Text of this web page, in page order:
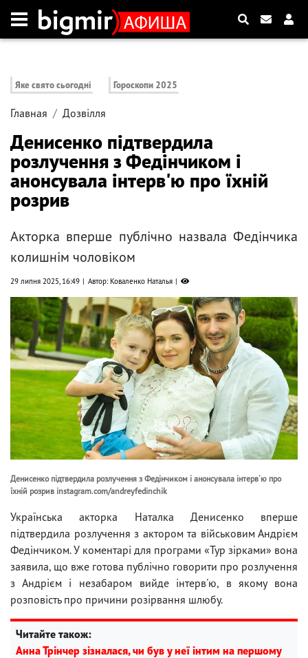
Яке свято сьогодні Гороскопи 2025
Главная Дозвілля
Денисенко підтвердила
розлучення з Федінчиком і
анонсувала інтерв'ю про їхній
розрив
Акторка вперше публічно назвала Федінчика
колишнім чоловіком
29 липня 2025, 16:49 Автор: Коваленко Наталья
Денисенко підтвердила розлучення з Федінчиком і анонсувала інтерв'ю про
їхній розрив instagram.com/andreyfedinchik
Українська акторка Наталка Денисенко вперше
підтвердила розлучення з актором та військовим Андрієм
Федінчиком. У коментарі для програми «Тур зірками» вона
заявила, що вже готова публічно говорити про розлучення
з Андрієм і незабаром вийде інтерв'ю, в якому вона
розповість про причини розірвання шлюбу.
Читайте також:
Анна Трінчер зізналася, чи був у неї інтим на першому